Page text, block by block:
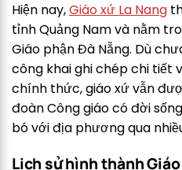
Hiện nay,Giáo xứ La Nang
tỉnh Quảng Nam và nằm
Giáo phận Đà Nẵng. Dù
công khai ghi chép chi tiết
chính thức, giáo xứ vẫn
đoàn Công giáo có đời
bó với địa phương qua
Lịch sử hình thành Giáo